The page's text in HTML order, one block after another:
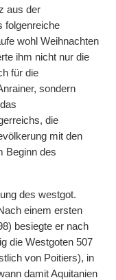
aus der
folgenreiche
wohl Weihnachten
ihm nicht nur die
für die
sondern
die
mit den
Beginn des
des westgot.
einem ersten
besiegte er nach
die Westgoten 507
von Poitiers), in
damit Aquitanien